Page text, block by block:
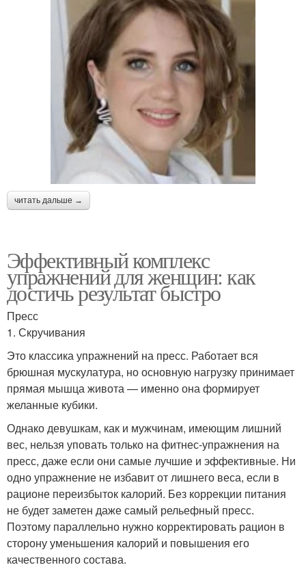
читать дальше →
Эффективный комплекс
упражнений для женщин: как
достичь результат быстро
Пресс
1. Скручивания
Это классика упражнений на пресс. Работает вся
брюшная мускулатура, но основную нагрузку принимает
прямая мышца живота — именно она формирует
желанные кубики.
Однако девушкам, как и мужчинам, имеющим лишний
вес, нельзя уповать только на фитнес-упражнения на
пресс, даже если они самые лучшие и эффективные. Ни
одно упражнение не избавит от лишнего веса, если в
рационе переизбыток калорий. Без коррекции питания
не будет заметен даже самый рельефный пресс.
Поэтому параллельно нужно корректировать рацион в
сторону уменьшения калорий и повышения его
качественного состава.